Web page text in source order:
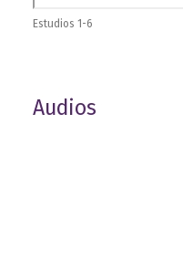
Estudios 1-6
Audios